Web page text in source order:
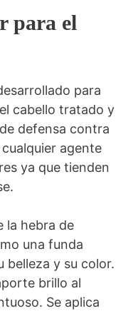
para el
para
cabello tratado y
defensa contra
agente
ya que tienden
la hebra de
una funda
belleza y su color.
brillo al
Se aplica